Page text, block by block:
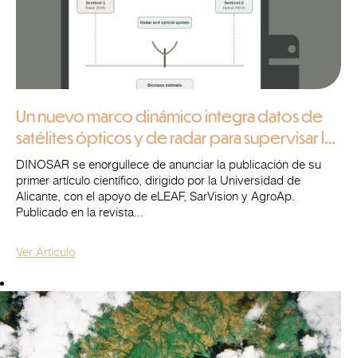
Un nuevo marco dinámico integra datos de
satélites ópticos y de radar para supervisar la
caña de azúcar en el Valle del Cauca, en
Colombia
DINOSAR se enorgullece de anunciar la publicación de su
primer artículo científico, dirigido por la Universidad de
Alicante, con el apoyo de eLEAF, SarVision y AgroAp.
Publicado en la revista...
Ver Artículo